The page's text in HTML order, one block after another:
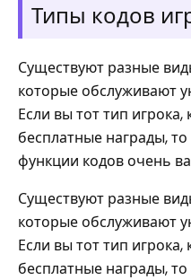
Типы кодов
Существуют разные
которые обслуживают
Если вы тот тип
бесплатные награды,
функции кодов очень
Существуют разные
которые обслуживают
Если вы тот тип
бесплатные награды,